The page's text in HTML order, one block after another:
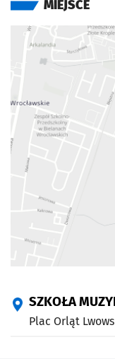
MIEJSCE
SZKOŁA
Plac Orląt